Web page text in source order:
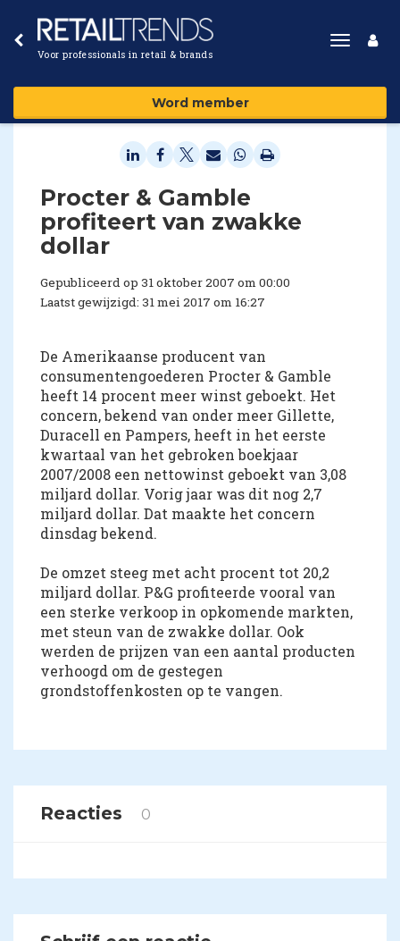
Voor professionals in retail & brands
Toggle
Word member
Procter & Gamble
profiteert van zwakke
dollar
Gepubliceerd op 31 oktober 2007 om 00:00
Laatst gewijzigd: 31 mei 2017 om 16:27
De Amerikaanse producent van
consumentengoederen Procter & Gamble
heeft 14 procent meer winst geboekt. Het
concern, bekend van onder meer Gillette,
Duracell en Pampers, heeft in het eerste
kwartaal van het gebroken boekjaar
2007/2008 een nettowinst geboekt van 3,08
miljard dollar. Vorig jaar was dit nog 2,7
miljard dollar. Dat maakte het concern
dinsdag bekend.
De omzet steeg met acht procent tot 20,2
miljard dollar. P&G profiteerde vooral van
een sterke verkoop in opkomende markten,
met steun van de zwakke dollar. Ook
werden de prijzen van een aantal producten
verhoogd om de gestegen
grondstoffenkosten op te vangen.
Reacties 0